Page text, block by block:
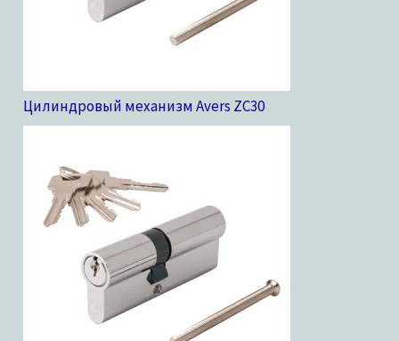
Цилиндровый механизм Avers ZC30